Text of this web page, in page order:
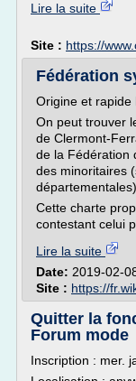
Lire la suite
Site : https://
Fédération
Origine et rapide
On peut trouver
de Clermont-
de la Fédération
des minoritaires
Cette charte
contestant celui
Lire la suite
Date: 2019-02-
Site : https://
Quitter la
Forum mode
Inscription : mer.